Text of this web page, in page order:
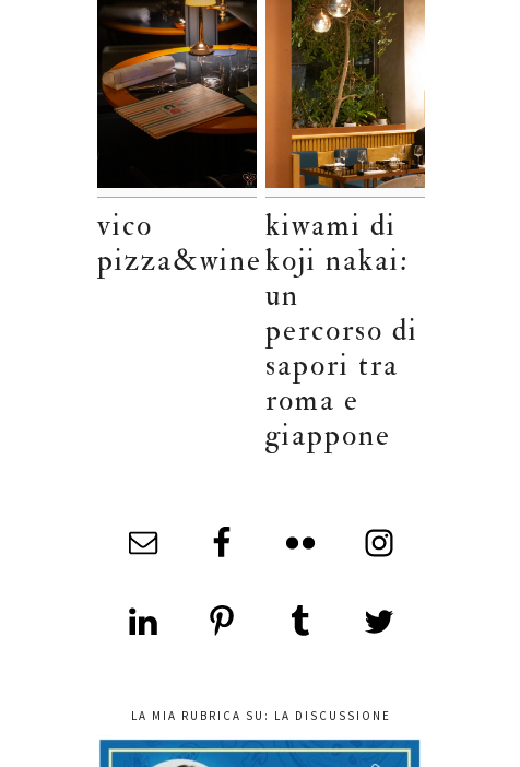
vico
pizza&wine
kiwami di
koji nakai:
un
percorso di
sapori tra
roma e
giappone
LA MIA RUBRICA SU: LA DISCUSSIONE